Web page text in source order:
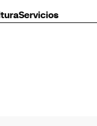
Servicios